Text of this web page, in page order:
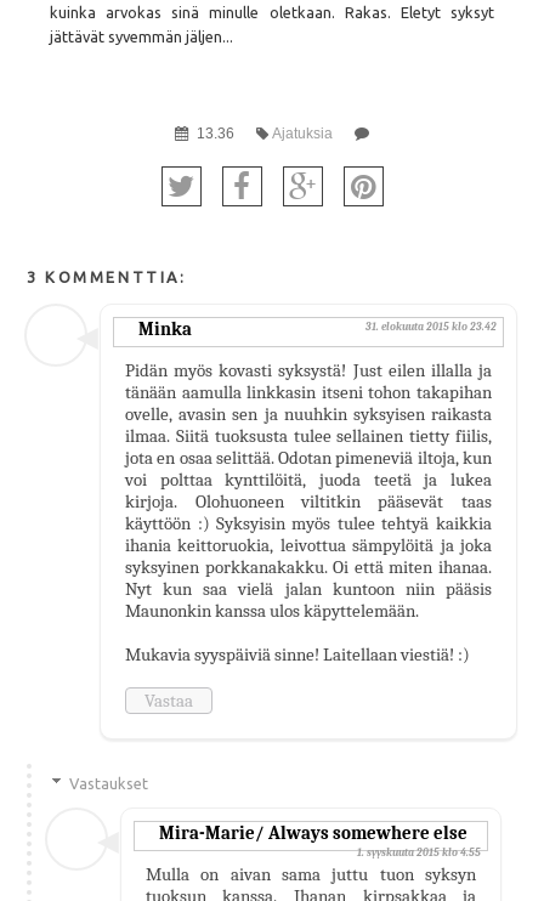
kuinka arvokas sinä minulle oletkaan. Rakas. Eletyt syksyt
jättävät syvemmän jäljen...
13.36 Ajatuksia
3 KOMMENTTIA:
Minka 31. elokuuta 2015 klo 23.42
Pidän myös kovasti syksystä! Just eilen illalla ja
tänään aamulla linkkasin itseni tohon takapihan
ovelle, avasin sen ja nuuhkin syksyisen raikasta
ilmaa. Siitä tuoksusta tulee sellainen tietty fiilis,
jota en osaa selittää. Odotan pimeneviä iltoja, kun
voi polttaa kynttilöitä, juoda teetä ja lukea
kirjoja. Olohuoneen viltitkin pääsevät taas
käyttöön :) Syksyisin myös tulee tehtyä kaikkia
ihania keittoruokia, leivottua sämpylöitä ja joka
syksyinen porkkanakakku. Oi että miten ihanaa.
Nyt kun saa vielä jalan kuntoon niin pääsis
Maunonkin kanssa ulos käpyttelemään.
Mukavia syyspäiviä sinne! Laitellaan viestiä! :)
Vastaa
Vastaukset
Mira-Marie/ Always somewhere else
1. syyskuuta 2015 klo 4.55
Mulla on aivan sama juttu tuon syksyn
tuoksun kanssa. Ihanan kirpsakkaa ja